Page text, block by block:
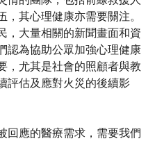
其心理健康亦需要關注。
，大量相關的新聞畫面和資
認為協助公眾加強心理健康
，尤其是社會的照顧者與教
評估及應對火災的後續影
回應的醫療需求，需要我們